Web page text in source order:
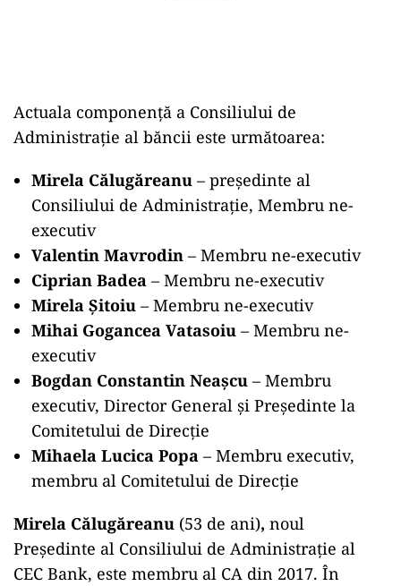
Actuala componență a Consiliului de
Administrație al băncii este următoarea:
Mirela Călugăreanu – președinte al
Consiliului de Administrație, Membru ne-
executiv
Valentin Mavrodin – Membru ne-executiv
Ciprian Badea – Membru ne-executiv
Mirela Șitoiu – Membru ne-executiv
Mihai Gogancea Vatasoiu – Membru ne-
executiv
Bogdan Constantin Neașcu – Membru
executiv, Director General și Președinte la
Comitetului de Direcție
Mihaela Lucica Popa – Membru executiv,
membru al Comitetului de Direcție
Mirela Călugăreanu (53 de ani), noul
Președinte al Consiliului de Administrație al
CEC Bank, este membru al CA din 2017. În